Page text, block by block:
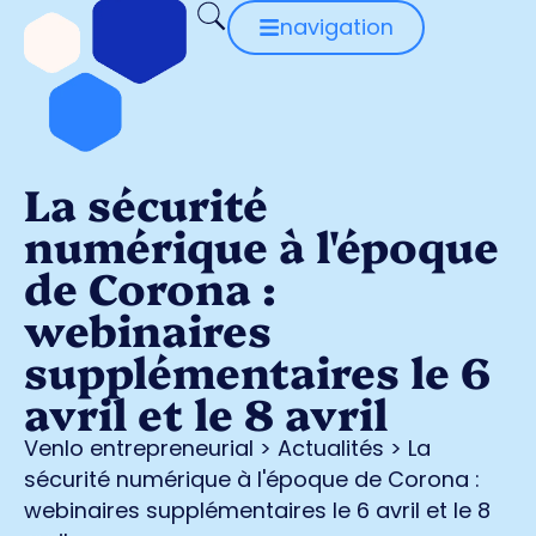
navigation
La sécurité
numérique à l'époque
de Corona :
webinaires
supplémentaires le 6
avril et le 8 avril
Venlo entrepreneurial > Actualités > La
sécurité numérique à l'époque de Corona :
webinaires supplémentaires le 6 avril et le 8